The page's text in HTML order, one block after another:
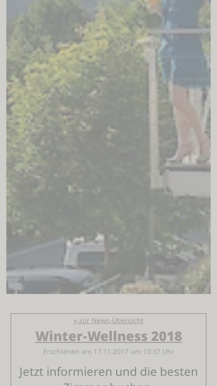
« zur News-Übersicht
Winter-Wellness 2018
Erschienen am 17.11.2017 um 10:37 Uhr
Jetzt informieren und die besten